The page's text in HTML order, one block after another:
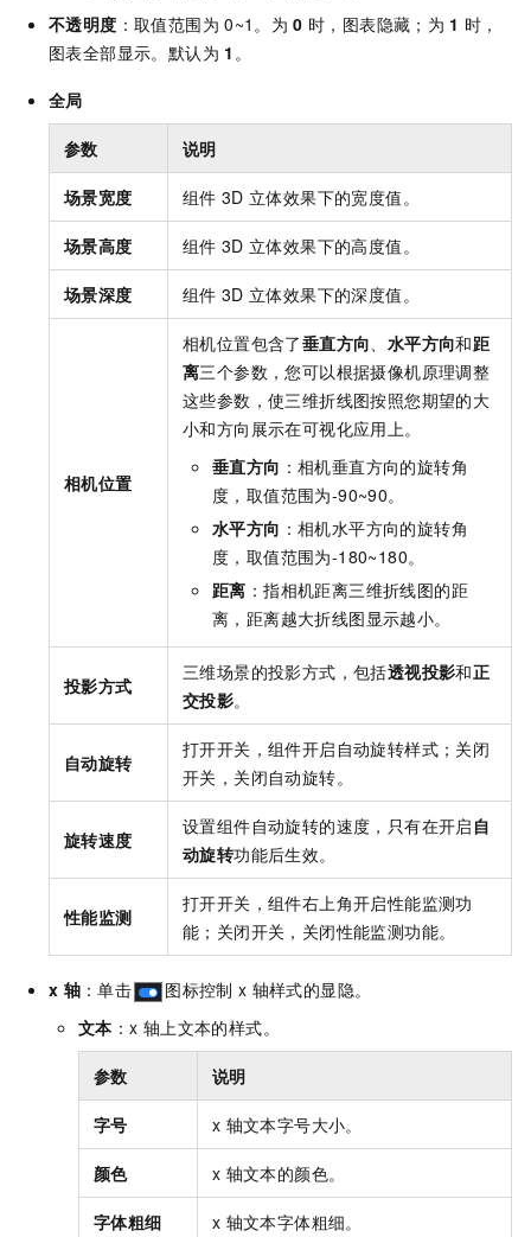
不透明度 ：取值范围为 0~1。为 0 时，图表隐藏；为 1 时，
图表全部显示。默认为 1 。
全局
参数 说明
场景宽度 组件 3D 立体效果下的宽度值。
场景高度 组件 3D 立体效果下的高度值。
场景深度 组件 3D 立体效果下的深度值。
相机位置
相机位置包含了垂直方向、 水平方向和距
离三个参数，您可以根据摄像机原理调整
这些参数，使三维折线图按照您期望的大
小和方向展示在可视化应用上。
垂直方向 ：相机垂直方向的旋转角
度，取值范围为-90~90。
水平方向 ：相机水平方向的旋转角
度，取值范围为-180~180。
距离 ：指相机距离三维折线图的距
离，距离越大折线图显示越小。
投影方式
三维场景的投影方式，包括透视投影和正
交投影。
自动旋转
打开开关，组件开启自动旋转样式；关闭
开关，关闭自动旋转。
旋转速度
设置组件自动旋转的速度，只有在开启 自
动旋转功能后生效。
性能监测
打开开关，组件右上角开启性能监测功
能；关闭开关，关闭性能监测功能。
x 轴 ：单击 图标控制 x 轴样式的显隐。
文本 ：x 轴上文本的样式。
参数 说明
字号 x 轴文本字号大小。
颜色 x 轴文本的颜色。
字体粗细 x 轴文本字体粗细。